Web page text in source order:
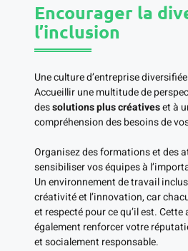
Encourager la
l’inclusion
Une culture d’entreprise
Accueillir une multitude de
dessolutions plus créativeset à
compréhension des besoins de
Organisez des formations et des
sensibiliser vos équipes à
Un environnement de travail
créativité et l’innovation, car
et respecté pour ce qu’il est.
également renforcer votre
et socialement responsable.